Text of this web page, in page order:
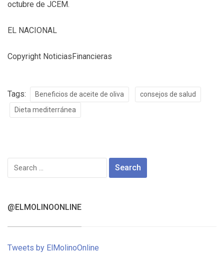
octubre de JCEM.
EL NACIONAL
Copyright NoticiasFinancieras
Tags: Beneficios de aceite de oliva
consejos de salud
Dieta mediterránea
Search
for:
@ELMOLINOONLINE
Tweets by ElMolinoOnline